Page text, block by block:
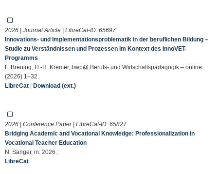
2026 | Journal Article | LibreCat-ID: 65697
Innovations- und Implementationsproblematik in der beruflichen Bildung –
Studie zu Verständnissen und Prozessen im Kontext des InnoVET-
Programms
F. Breuing, H.-H. Kremer, bwp@ Berufs- und Wirtschaftspädagogik – online
(2026) 1–32.
LibreCat | Download (ext.)
2026 | Conference Paper | LibreCat-ID: 65827
Bridging Academic and Vocational Knowledge: Professionalization in
Vocational Teacher Education
N. Sänger, in: 2026.
LibreCat